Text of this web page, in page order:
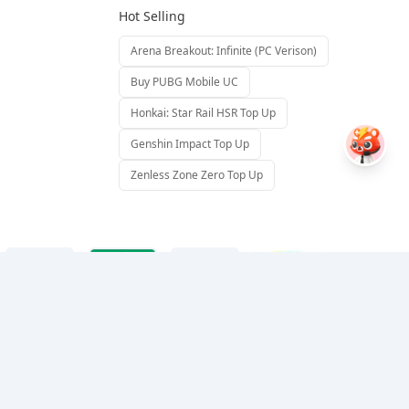
Hot Selling
Arena Breakout: Infinite (PC Verison)
Buy PUBG Mobile UC
Honkai: Star Rail HSR Top Up
Genshin Impact Top Up
Zenless Zone Zero Top Up